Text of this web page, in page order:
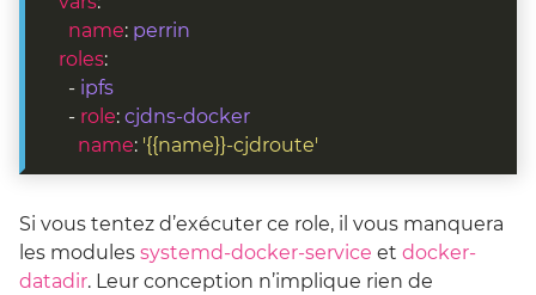
name: perrin
roles
    -
ipfs
    -
role: cjdns-docker
name: '{{name}}-cjdroute'
Si vous tentez d’exécuter ce role, il vous manquera
les modules systemd-docker-service et docker-
datadir. Leur conception n’implique rien de